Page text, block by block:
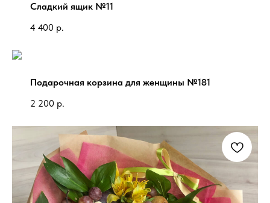
Сладкий ящик №11
4 400 р.
Подарочная корзина для женщины №181
2 200 р.